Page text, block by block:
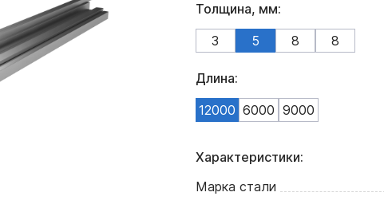
Толщина, мм:
3
5 8 8
Длина:
12000 6000 9000
Характеристики:
Марка стали